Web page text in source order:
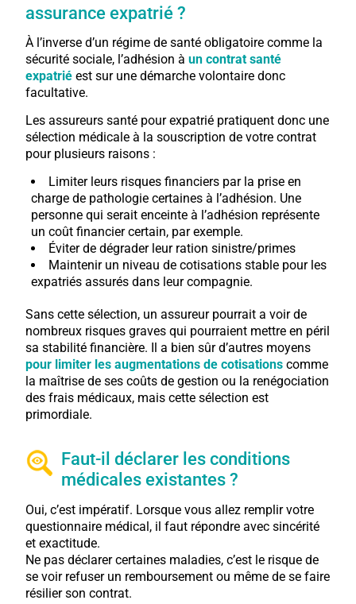
assurance expatrié ?
À l’inverse d’un régime de santé obligatoire comme la
sécurité sociale, l’adhésion àun contrat santé
expatrié est sur une démarche volontaire donc
facultative.
Les assureurs santé pour expatrié pratiquent donc une
sélection médicale à la souscription de votre contrat
pour plusieurs raisons :
Limiter leurs risques financiers par la prise en
charge de pathologie certaines à l’adhésion. Une
personne qui serait enceinte à l’adhésion représente
un coût financier certain, par exemple.
Éviter de dégrader leur ration sinistre/primes
Maintenir un niveau de cotisations stable pour les
expatriés assurés dans leur compagnie.
Sans cette sélection, un assureur pourraita voir de
nombreux risques graves qui pourraient mettre en péril
sa stabilité financière. Il a bien sûr d’autres moyens
pour limiter les augmentations de cotisations comme
la maîtrise de ses coûts de gestion ou la renégociation
des frais médicaux, mais cette sélection est
primordiale.
Faut-il déclarer les conditions
médicales existantes ?
Oui, c’est impératif. Lorsque vous allez remplir votre
questionnaire médical, il faut répondre avec sincérité
et exactitude.
Ne pas déclarer certaines maladies, c’est le risque de
se voir refuser un remboursement ou même de se faire
résilier son contrat.